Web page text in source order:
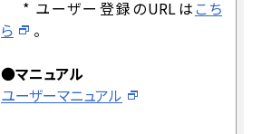
* ユーザー登録のURLは こち
ら
。
●マニュアル
ユーザーマニュアル